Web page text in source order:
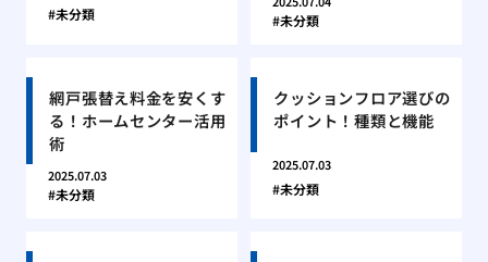
未分類 未分類
網戸張替え料金を安くす
る！ホームセンター活用
術
2025.07.03
未分類
クッションフロア選びの
ポイント！種類と機能
2025.07.03
未分類